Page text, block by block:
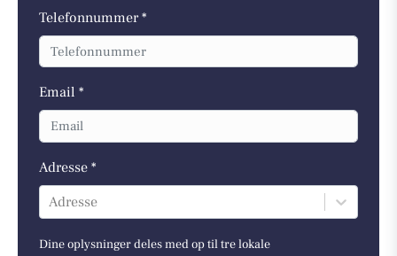
Telefonnummer *
Email *
Adresse *
Adresse
Dine oplysninger deles med op til tre lokale